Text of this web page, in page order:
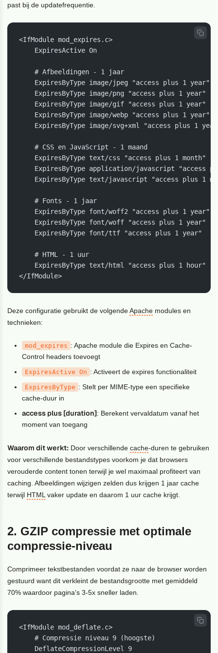
past bij de updatefrequentie.
<IfModule mod_expires.c>
    ExpiresActive On
    # Afbeeldingen - 1 jaar
    ExpiresByType image/jpeg "access plus 1 year"
    ExpiresByType image/png "access plus 1 year"
    ExpiresByType image/gif "access plus 1 year"
    ExpiresByType image/webp "access plus 1 year"
ExpiresByType image/svg+xml "access plus 1
    # CSS en JavaScript - 1 maand
    ExpiresByType text/css "access plus 1 month"
ExpiresByType application/javascript "access
ExpiresByType text/javascript "access plus 1
    # Fonts - 1 jaar
    ExpiresByType font/woff2 "access plus 1 year"
    ExpiresByType font/woff "access plus 1 year"
    ExpiresByType font/ttf "access plus 1 year"
    # HTML - 1 uur
    ExpiresByType text/html "access plus 1 hour"
</IfModule>
Deze configuratie gebruikt de volgendeApache modules en
technieken:
mod_expires : Apache module die Expires en Cache-
Control headers toevoegt
ExpiresActive On : Activeert de expires functionaliteit
ExpiresByType : Stelt per MIME-type een specifieke
cache-duur in
access plus [duration]: Berekent vervaldatum vanaf het
moment van toegang
Waarom dit werkt: Door verschillendecache-duren te gebruiken
voor verschillende bestandstypes voorkom je dat browsers
verouderde content tonen terwijl je wel maximaal profiteert van
caching. Afbeeldingen wijzigen zelden dus krijgen 1 jaar cache
terwijl HTML vaker update en daarom 1 uur cache krijgt.
2. GZIP compressie met optimale
compressie-niveau
Comprimeer tekstbestanden voordat ze naar de browser worden
gestuurd want dit verkleint de bestandsgrootte met gemiddeld
70% waardoor pagina's 3-5x sneller laden.
<IfModule mod_deflate.c>
    # Compressie niveau 9 (hoogste)
    DeflateCompressionLevel 9